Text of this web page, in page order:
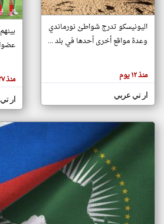
اخبار جزر
أهم اخبار جزر
هنا عن
وجهة
كاتبيها.
اليونيسكو تدرج شواطئ نورماندي
وعدة مواقع أخرى أحدها في بلد ...
منذ ١٢ يوم
ار تي عربي
منذ ٢٧ يوم
ار